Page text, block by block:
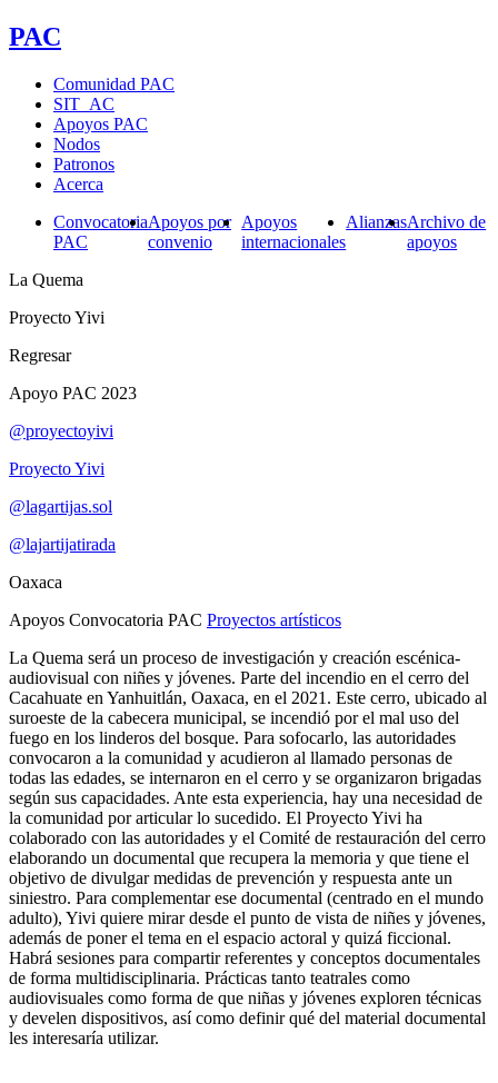
PAC
Comunidad PAC
SIT_AC
Apoyos PAC
Nodos
Patronos
Acerca
Convocatoria
PAC
Apoyos por
convenio
Apoyos
internacionales
AlianzasArchivo de
apoyos
La Quema
Proyecto Yivi
Regresar
Apoyo PAC 2023
@proyectoyivi
Proyecto Yivi
@lagartijas.sol
@lajartijatirada
Oaxaca
Apoyos Convocatoria PAC Proyectos artísticos
La Quema será un proceso de investigación y creación escénica-
audiovisual con niñes y jóvenes. Parte del incendio en el cerro del
Cacahuate en Yanhuitlán, Oaxaca, en el 2021. Este cerro, ubicado al
suroeste de la cabecera municipal, se incendió por el mal uso del
fuego en los linderos del bosque. Para sofocarlo, las autoridades
convocaron a la comunidad y acudieron al llamado personas de
todas las edades, se internaron en el cerro y se organizaron brigadas
según sus capacidades. Ante esta experiencia, hay una necesidad de
la comunidad por articular lo sucedido. El Proyecto Yivi ha
colaborado con las autoridades y el Comité de restauración del cerro
elaborando un documental que recupera la memoria y que tiene el
objetivo de divulgar medidas de prevención y respuesta ante un
siniestro. Para complementar ese documental (centrado en el mundo
adulto), Yivi quiere mirar desde el punto de vista de niñes y jóvenes,
además de poner el tema en el espacio actoral y quizá ficcional.
Habrá sesiones para compartir referentes y conceptos documentales
de forma multidisciplinaria. Prácticas tanto teatrales como
audiovisuales como forma de que niñas y jóvenes exploren técnicas
y develen dispositivos, así como definir qué del material documental
les interesaría utilizar.